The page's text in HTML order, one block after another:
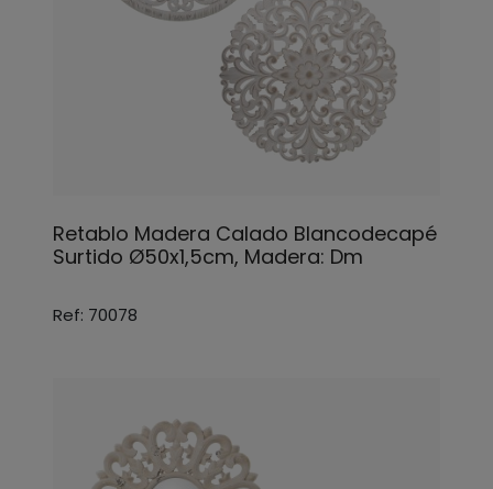
Retablo Madera Calado Blancodecapé
Surtido Ø50x1,5cm, Madera: Dm
Ref: 70078